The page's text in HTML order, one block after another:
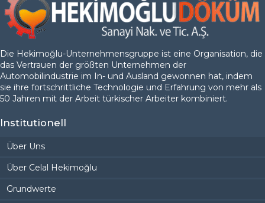
Die Hekimoğlu-Unternehmensgruppe ist eine Organisation, die
das Vertrauen der größten Unternehmen der
Automobilindustrie im In- und Ausland gewonnen hat, indem
sie ihre fortschrittliche Technologie und Erfahrung von mehr als
50 Jahren mit der Arbeit türkischer Arbeiter kombiniert.
Institutionell
Über Uns
Über Celal Hekimoğlu
Grundwerte